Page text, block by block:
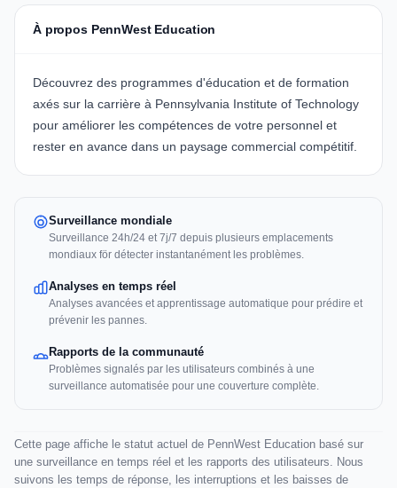
À propos PennWest Education
Découvrez des programmes d'éducation et de formation
axés sur la carrière à Pennsylvania Institute of Technology
pour améliorer les compétences de votre personnel et
rester en avance dans un paysage commercial compétitif.
Surveillance mondiale
Surveillance 24h/24 et 7j/7 depuis plusieurs emplacements
mondiaux för détecter instantanément les problèmes.
Analyses en temps réel
Analyses avancées et apprentissage automatique pour prédire et
prévenir les pannes.
Rapports de la communauté
Problèmes signalés par les utilisateurs combinés à une
surveillance automatisée pour une couverture complète.
Cette page affiche le statut actuel de PennWest Education basé sur
une surveillance en temps réel et les rapports des utilisateurs. Nous
suivons les temps de réponse, les interruptions et les baisses de